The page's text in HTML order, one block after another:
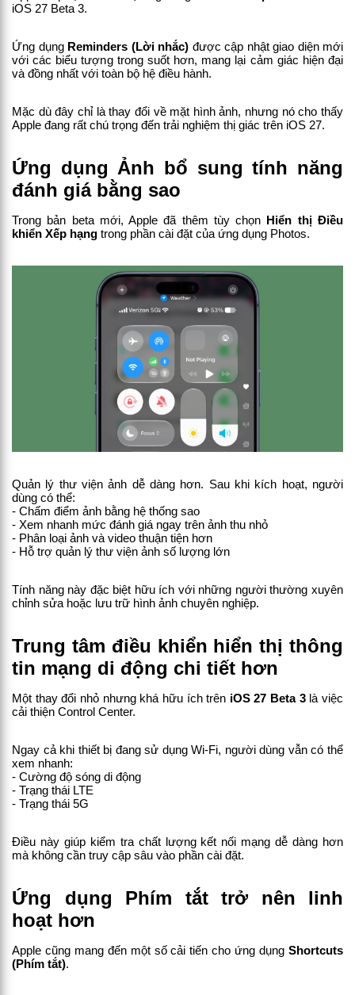
iOS 27 Beta 3.
Ứng dụng Reminders (Lời nhắc) được cập nhật giao diện mới
với các biểu tượng trong suốt hơn, mang lại cảm giác hiện đại
và đồng nhất với toàn bộ hệ điều hành.
Mặc dù đây chỉ là thay đổi về mặt hình ảnh, nhưng nó cho thấy
Apple đang rất chú trọng đến trải nghiệm thị giác trên iOS 27.
Ứng dụng Ảnh bổ sung tính năng
đánh giá bằng sao
Trong bản beta mới, Apple đã thêm tùy chọn Hiển thị Điều
khiển Xếp hạng trong phần cài đặt của ứng dụng Photos.
Quản lý thư viện ảnh dễ dàng hơn. Sau khi kích hoạt, người
dùng có thể:
- Chấm điểm ảnh bằng hệ thống sao
- Xem nhanh mức đánh giá ngay trên ảnh thu nhỏ
- Phân loại ảnh và video thuận tiện hơn
- Hỗ trợ quản lý thư viện ảnh số lượng lớn
Tính năng này đặc biệt hữu ích với những người thường xuyên
chỉnh sửa hoặc lưu trữ hình ảnh chuyên nghiệp.
Trung tâm điều khiển hiển thị thông
tin mạng di động chi tiết hơn
Một thay đổi nhỏ nhưng khá hữu ích trên iOS 27 Beta 3 là việc
cải thiện Control Center.
Ngay cả khi thiết bị đang sử dụng Wi-Fi, người dùng vẫn có thể
xem nhanh:
- Cường độ sóng di động
- Trạng thái LTE
- Trạng thái 5G
Điều này giúp kiểm tra chất lượng kết nối mạng dễ dàng hơn
mà không cần truy cập sâu vào phần cài đặt.
Ứng dụng Phím tắt trở nên linh
hoạt hơn
Apple cũng mang đến một số cải tiến cho ứng dụng Shortcuts
(Phím tắt).